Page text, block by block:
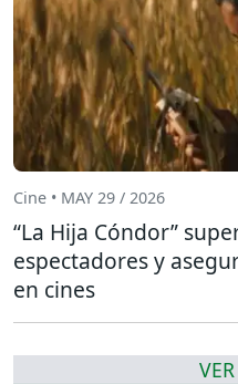
Cine • MAY 29 / 2026
“La Hija Cóndor”
espectadores y
en cines